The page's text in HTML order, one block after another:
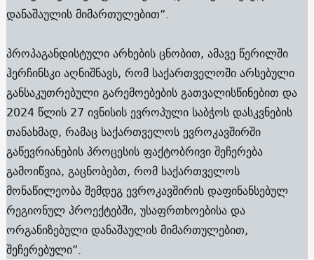
დანაშაულის მიმართულებით”.
პროპაგანდისტული არხების ცნობით, ამავე წერილში
ჰერჩინსკი აღნიშნავს, რომ საქართველოში არსებული
განსაკუთრებული გარემოებების გათვალისწინებით და
2024 წლის 27 ივნისის ევროპული საბჭოს დასკვნების
თანახმად, რამაც საქართველოს ევროკავშირში
გაწევრიანების პროცესის ფაქტობრივი შეჩერება
გამოიწვია, გაცნობებთ, რომ საქართველოს
მონაწილეობა შემდეგ ევროკავშირის დაფინანსებულ
რეგიონულ პროექტებში, უსაფრთხოებისა და
ორგანიზებული დანაშაულის მიმართულებით,
შეჩერებული”.